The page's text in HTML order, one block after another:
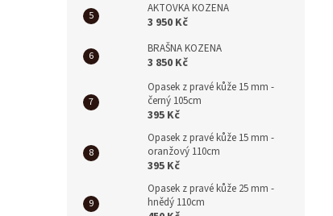
AKTOVKA KOZENA
3 950 Kč
BRAŠNA KOZENA
3 850 Kč
Opasek z pravé kůže 15 mm -
černý 105cm
395 Kč
Opasek z pravé kůže 15 mm -
oranžový 110cm
395 Kč
Opasek z pravé kůže 25 mm -
hnědý 110cm